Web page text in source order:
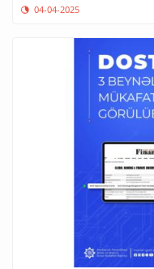
04-04-2025